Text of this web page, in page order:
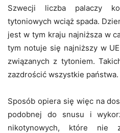
Szwecji liczba palaczy
tytoniowych wciąż spada.
jest w tym kraju najniższa w
tym notuje się najniższy w
związanych z tytoniem.
zazdrościć wszystkie państwa.
Sposób opiera się więc na
podobnej do snusu i
nikotynowych, które nie